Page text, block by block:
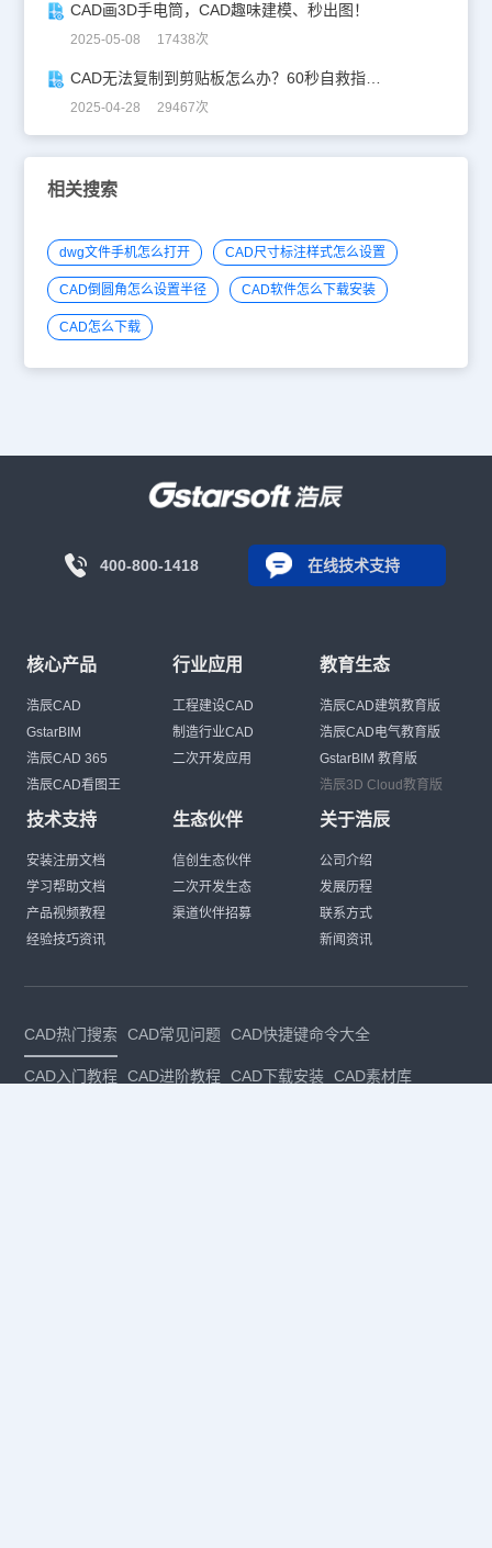
CAD画3D手电筒，CAD趣味建模、秒出图！
2025-05-08 17438次
CAD无法复制到剪贴板怎么办？60秒自救指南！
2025-04-28 29467次
相关搜索
dwg文件手机怎么打开 CAD尺寸标注样式怎么设置
CAD倒圆角怎么设置半径 CAD软件怎么下载安装
CAD怎么下载
400-800-1418 在线技术支持
核心产品
浩辰CAD
GstarBIM
浩辰CAD 365
浩辰CAD看图王
行业应用
工程建设CAD
制造行业CAD
二次开发应用
教育生态
浩辰CAD建筑教育版
浩辰CAD电气教育版
GstarBIM 教育版
浩辰3D Cloud教育版
技术支持
安装注册文档
学习帮助文档
产品视频教程
经验技巧资讯
生态伙伴
信创生态伙伴
二次开发生态
渠道伙伴招募
关于浩辰
公司介绍
发展历程
联系方式
新闻资讯
CAD热门搜索 CAD常见问题 CAD快捷键命令大全
CAD入门教程 CAD进阶教程 CAD下载安装 CAD素材库